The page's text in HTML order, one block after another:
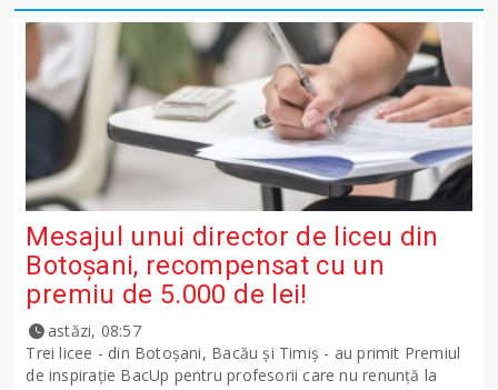
Mesajul unui director de liceu din
Botoșani, recompensat cu un
premiu de 5.000 de lei!
astăzi, 08:57
Trei licee - din Botoșani, Bacău și Timiș - au primit Premiul
de inspirație BacUp pentru profesorii care nu renunță la